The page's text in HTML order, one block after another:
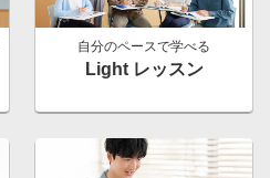
自分のペースで学べる
Light レッスン